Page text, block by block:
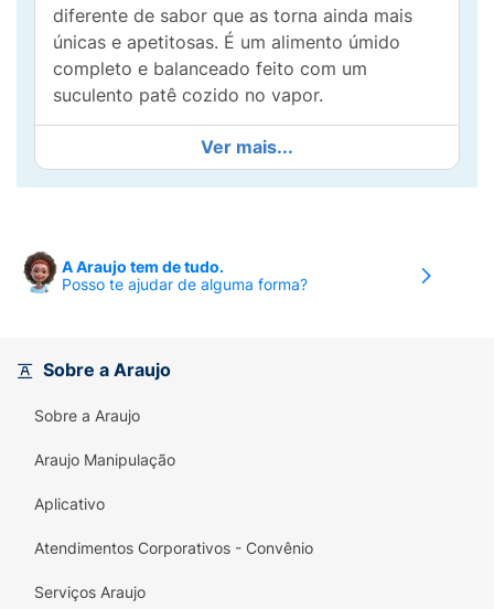
diferente de sabor que as torna ainda mais
únicas e apetitosas. É um alimento úmido
completo e balanceado feito com um
suculento patê cozido no vapor.
Alimento 100% completo e balanceado, ideal
para o consumo diário.Sem aroma artificial e
sem conservantes.Proporciona ótima
Ver mais...
A Araujo tem de tudo.
Posso te ajudar de alguma forma?
Sobre a Araujo
Sobre a Araujo
Araujo Manipulação
Aplicativo
Atendimentos Corporativos - Convênio
Serviços Araujo